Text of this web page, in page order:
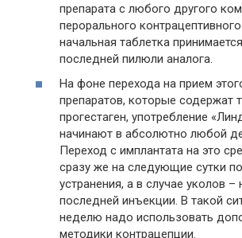
препарата с любого другого
перорального
начальная таблетка
последней пилюли аналога.
На фоне перехода на прием
препаратов, которые содержат
прогестаген, употребление
начинают в абсолютно любой
Переход с имплантата на это
сразу же на следующие сутки
устранения, а в случае уколов –
последней инъекции. В такой
неделю надо использовать
методики контрацепции.